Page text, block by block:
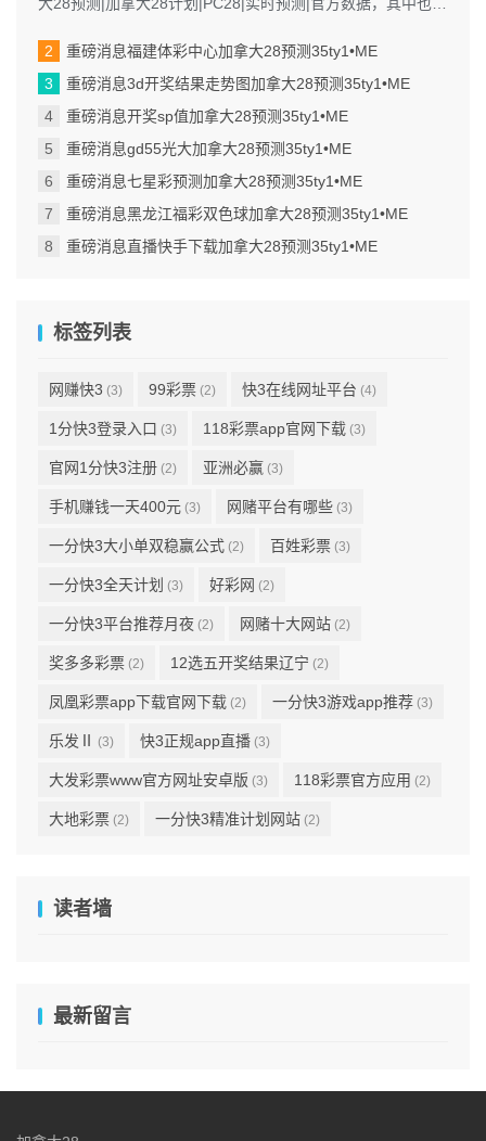
重磅消息福建体彩中心加拿大28预测35ty1 •ME
重磅消息3d开奖结果走势图加拿大28预测35ty1 •ME
重磅消息开奖sp值加拿大28预测35ty1 •ME
重磅消息gd55光大加拿大28预测35ty1 •ME
重磅消息七星彩预测加拿大28预测35ty1 •ME
重磅消息黑龙江福彩双色球加拿大28预测35ty1 •ME
重磅消息直播快手下载加拿大28预测35ty1 •ME
标签列表
网赚快3 (3) 99彩票 (2) 快3在线网址平台 (4)
1分快3登录入口 (3) 118彩票app官网下载 (3)
官网1分快3注册 (2) 亚洲必赢 (3)
手机赚钱一天400元 (3) 网赌平台有哪些 (3)
一分快3大小单双稳赢公式 (2) 百姓彩票 (3)
一分快3全天计划 (3) 好彩网 (2)
一分快3平台推荐月夜 (2) 网赌十大网站 (2)
奖多多彩票 (2) 12选五开奖结果辽宁 (2)
凤凰彩票app下载官网下载 (2) 一分快3游戏app推荐 (3)
乐发Ⅱ (3) 快3正规app直播 (3)
大发彩票www官方网址安卓版 (3) 118彩票官方应用 (2)
大地彩票 (2) 一分快3精准计划网站 (2)
读者墙
最新留言